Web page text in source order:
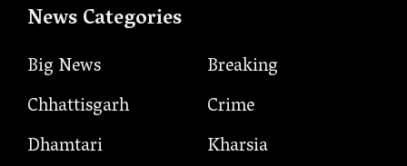
News Categories
Big News
Breaking
Chhattisgarh
Crime
Dhamtari
Kharsia